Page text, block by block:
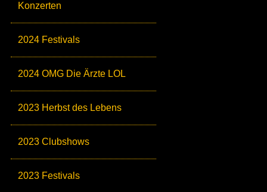
Konzerten
2024 Festivals
2024 OMG Die Ärzte LOL
2023 Herbst des Lebens
2023 Clubshows
2023 Festivals